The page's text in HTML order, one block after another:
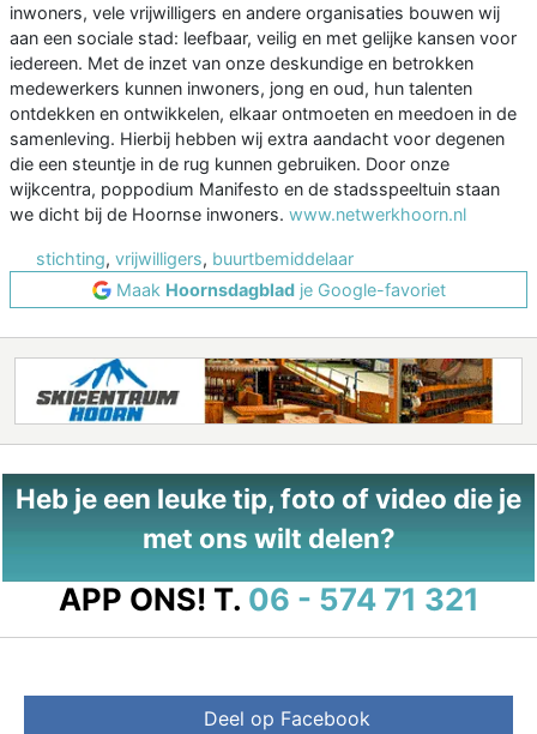
inwoners, vele vrijwilligers en andere organisaties bouwen wij
aan een sociale stad: leefbaar, veilig en met gelijke kansen voor
iedereen. Met de inzet van onze deskundige en betrokken
medewerkers kunnen inwoners, jong en oud, hun talenten
ontdekken en ontwikkelen, elkaar ontmoeten en meedoen in de
samenleving. Hierbij hebben wij extra aandacht voor degenen
die een steuntje in de rug kunnen gebruiken. Door onze
wijkcentra, poppodium Manifesto en de stadsspeeltuin staan
we dicht bij de Hoornse inwoners. www.netwerkhoorn.nl
stichting, vrijwilligers, buurtbemiddelaar
Maak Hoornsdagbladje Google-favoriet
Heb je een leuke tip, foto of video die je
met ons wilt delen?
APP ONS! T. 06 - 574 71 321
Deel op Facebook